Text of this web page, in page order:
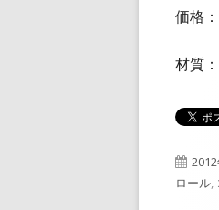
価格
材質
公
開
ロール,